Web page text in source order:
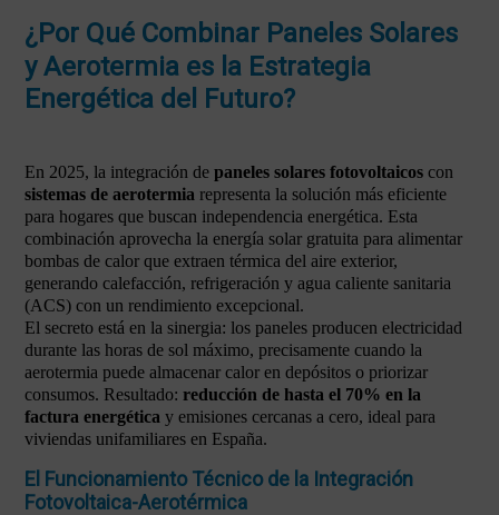
¿Por Qué Combinar Paneles Solares
y Aerotermia es la Estrategia
Energética del Futuro?
En 2025, la integración de paneles solares fotovoltaicos con
sistemas de aerotermia representa la solución más eficiente
para hogares que buscan independencia energética. Esta
combinación aprovecha la energía solar gratuita para alimentar
bombas de calor que extraen térmica del aire exterior,
generando calefacción, refrigeración y agua caliente sanitaria
(ACS) con un rendimiento excepcional.
El secreto está en la sinergia: los paneles producen electricidad
durante las horas de sol máximo, precisamente cuando la
aerotermia puede almacenar calor en depósitos o priorizar
consumos. Resultado: reducción de hasta el 70% en la
factura energética y emisiones cercanas a cero, ideal para
viviendas unifamiliares en España.
El Funcionamiento Técnico de la Integración
Fotovoltaica-Aerotérmica